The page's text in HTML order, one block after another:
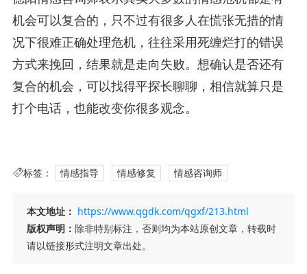
机会可以复合的，只不过有很多人在慌张无措的情
况下很难正确处理危机，往往采用死缠烂打的错误
方式来挽回，结果就是走向失败。想确认是否还有
复合的机会，可以找得平探长聊聊，相信就算只是
打个电话，也能改变你很多观念。
标签： 情感指导 情感修复 情感咨询师
本文地址： https://www.qgdk.com/qgxf/213.html
版权声明： 除非特别标注，否则均为本站原创文章，转载时
请以链接形式注明文章出处。